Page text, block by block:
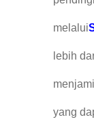
melalui
lebih
yang